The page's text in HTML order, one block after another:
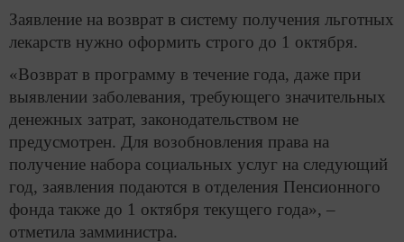
Заявление на возврат в систему получения льготных
лекарств нужно оформить строго до 1 октября.
«Возврат в программу в течение года, даже при
выявлении заболевания, требующего значительных
денежных затрат, законодательством не
предусмотрен. Для возобновления права на
получение набора социальных услуг на следующий
год, заявления подаются в отделения Пенсионного
фонда также до 1 октября текущего года», –
отметила замминистра.